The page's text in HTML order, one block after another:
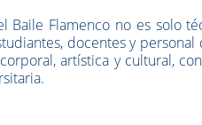
Baile Flamenco no es solo
docentes y
artística y cultural,